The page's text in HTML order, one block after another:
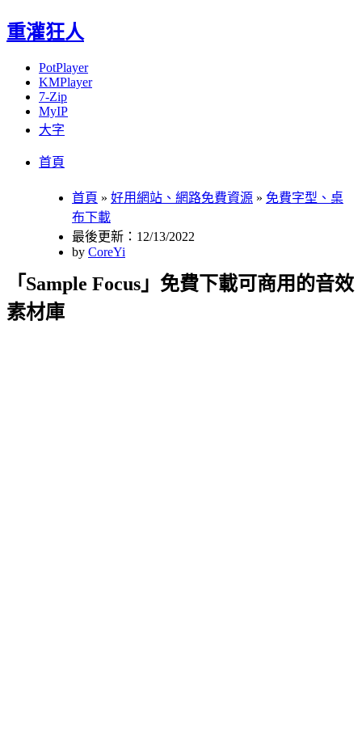
重灌狂人
PotPlayer
KMPlayer
7-Zip
MyIP
大字
首頁
首頁 » 好用網站、網路免費資源 » 免費字型、桌
布下載
最後更新：12/13/2022
by CoreYi
「Sample Focus」免費下載可商用的音效
素材庫